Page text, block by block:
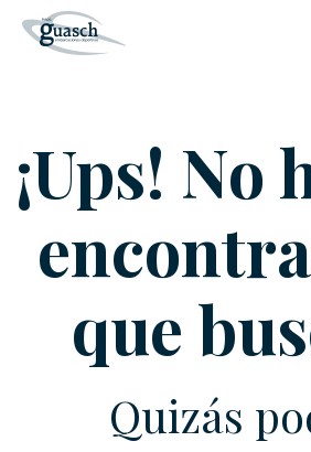
¡Ups! No
que
Quizás